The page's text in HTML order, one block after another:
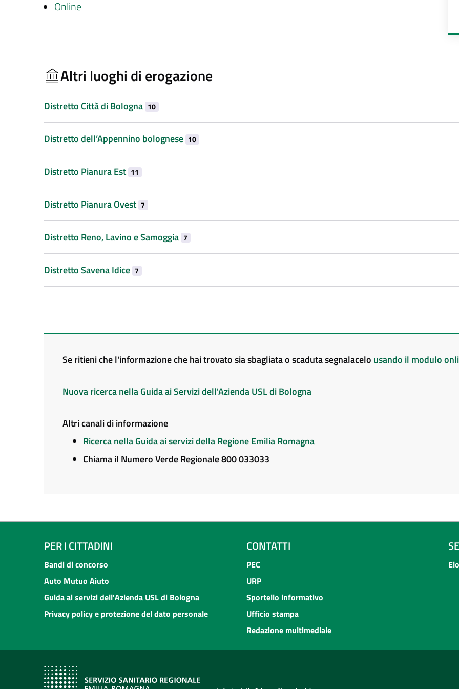
Online
Altri luoghi di erogazione
Distretto Città di Bologna 10
Distretto dell’Appennino bolognese 10
Distretto Pianura Est 11
Distretto Pianura Ovest 7
Distretto Reno, Lavino e Samoggia 7
Distretto Savena Idice 7
Se ritieni che l'informazione che hai trovato sia sbagliata o scaduta segnalacelo usando il modulo
Nuova ricerca nella Guida ai Servizi dell'Azienda USL di Bologna
Altri canali di informazione
Ricerca nella Guida ai servizi della Regione Emilia Romagna
Chiama il Numero Verde Regionale 800 033033
PER I CITTADINI
Bandi di concorso
Auto Mutuo Aiuto
Guida ai servizi dell'Azienda USL di Bologna
Privacy policy e protezione del dato personale
CONTATTI
PEC
URP
Sportello informativo
Ufficio stampa
Redazione multimediale